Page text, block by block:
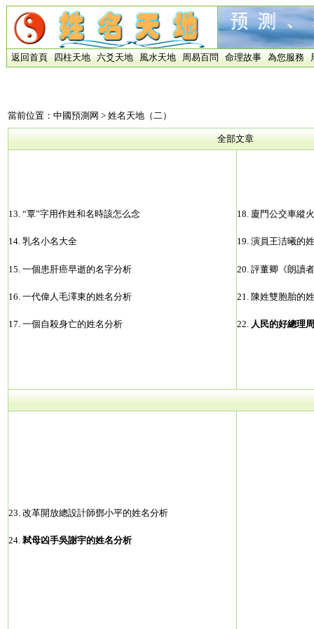
返回首頁 四柱天地 六爻天地 風水天地 周易百問 命理故事 為您服務
當前位置： 中國預測网 > 姓名天地（二）
全部文章
13. “覃”字用作姓和名時該怎么念
14. 乳名小名大全
15. 一個患肝癌早逝的名字分析
16. 一代偉人毛澤東的姓名分析
17. 一個自殺身亡的姓名分析
18. 廈門公交車縱
19. 演員王洁曦的
20. 評董卿《朗讀
21. 陳姓雙胞胎的
22. 人民的好總理
23. 改革開放總設計師鄧小平的姓名分析
24. 弒母凶手吳謝宇的姓名分析